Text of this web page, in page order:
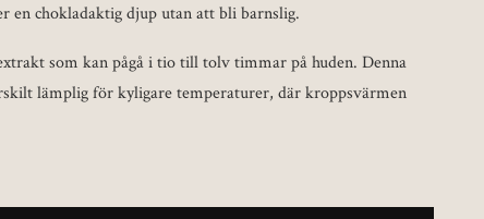
en chokladaktig djup utan att bli barnslig.
som kan pågå i tio till tolv timmar på huden. Denna
lämplig för kyligare temperaturer, där kroppsvärmen